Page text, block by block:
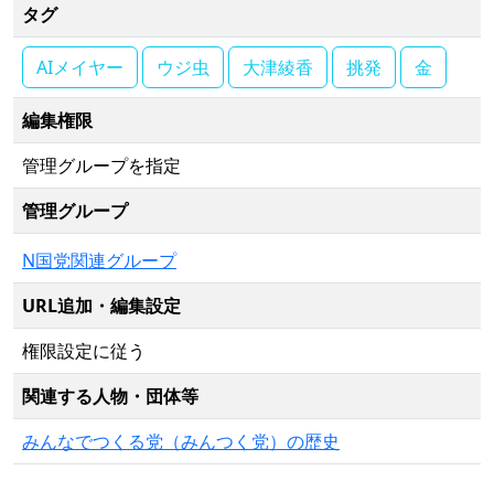
タグ
AIメイヤー ウジ虫 大津綾香 挑発 金
編集権限
管理グループを指定
管理グループ
N国党関連グループ
URL追加・編集設定
権限設定に従う
関連する人物・団体等
みんなでつくる党（みんつく党）の歴史